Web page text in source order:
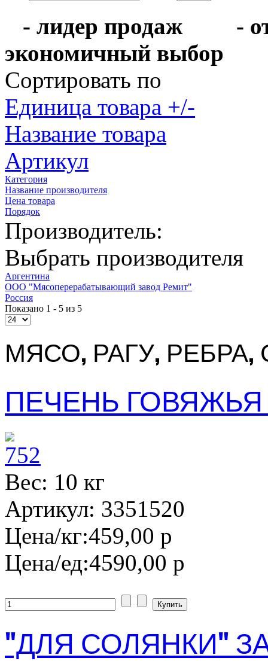
- лидер продаж
-
экономичный
Сортировать по
Единица товара +/-
Название товара
Артикул
Категория
Название производителя
Цена товара
Порядок
Производитель:
Выбрать производителя
Аргентина
ООО "Мясоперерабатывающий завод Ремит"
Россия
Показано 1 - 5 из 5
МЯСО, РАГУ,
ПЕЧЕНЬ ГОВЯЖЬЯ
Вес: 10 кг
Артикул: 3351520
Цена/кг:459,00 р
Цена/ед:4590,00 р
"ДЛЯ СОЛЯНКИ"